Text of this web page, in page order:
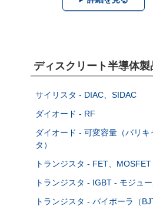
ディスクリート半導体
サイリスタ - DIAC、SIDAC
ダイオード - RF
ダイオード - 可変容量（バリキ
タ）
トランジスタ - FET、
トランジスタ - IGBT - モジュ
トランジスタ - バイポーラ（